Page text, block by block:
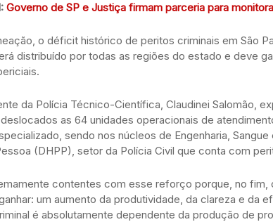
Governo de SP e Justiça firmam parceria para
o déficit histórico de peritos criminais em São
distribuído por todas as regiões do estado e deve
da Polícia Técnico-Científica, Claudinei Salomão,
as 64 unidades operacionais de
sendo nos núcleos de Engenharia,
(DHPP), setor da Polícia Civil que conta com
contentes com esse reforço porque, no fim,
um aumento da produtividade, da clareza e da
é absolutamente dependente da produção de